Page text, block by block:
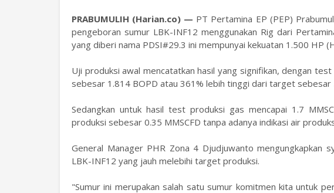
PRABUMULIH (Harian.co) — PT Pertamina EP (PEP)
pengeboran sumur LBK-INF12 menggunakan Rig dari
yang diberi nama PDSI#29.3 ini mempunyai kekuatan 1.500 HP
Uji produksi awal mencatatkan hasil yang signifikan, dengan
sebesar 1.814 BOPD atau 361% lebih tinggi dari target sebesar
Sedangkan untuk hasil test produksi gas mencapai 1.7
produksi sebesar 0.35 MMSCFD tanpa adanya indikasi air
General Manager PHR Zona 4 Djudjuwanto mengungkapkan
LBK-INF12 yang jauh melebihi target produksi.
"Sumur ini merupakan salah satu sumur komitmen kita untuk